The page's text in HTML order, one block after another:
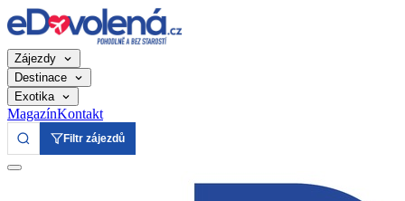
Zájezdy
Destinace
Exotika
MagazínKontakt
Filtr zájezdů